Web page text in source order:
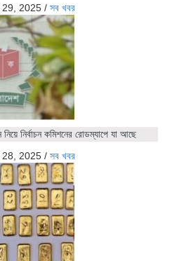
29, 2025 / সব খবর
নির্বাচন কমিশনের রোডম্যাপে যা আছে
28, 2025 / সব খবর